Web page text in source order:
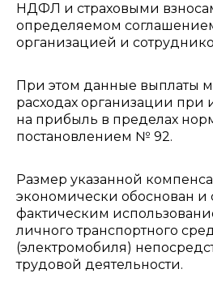
НДФЛ и страховыми
определяемом
организацией и
При этом данные выплаты
расходах организации при
на прибыль в пределах
постановлением № 92.
Размер указанной
экономически обоснован и
фактическим
личного транспортного
(электромобиля)
трудовой деятельности.